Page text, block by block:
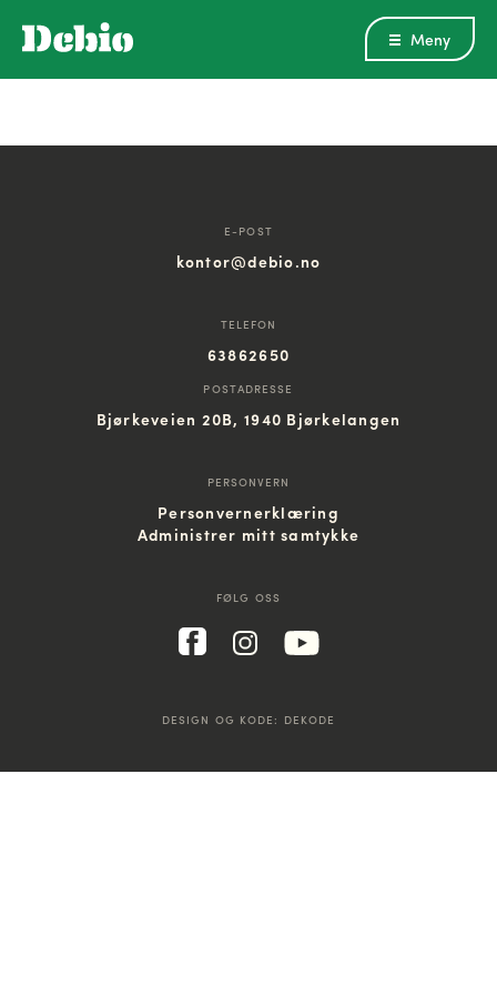
E-POST
kontor@debio.no
TELEFON
63862650
POSTADRESSE
Bjørkeveien 20B, 1940 Bjørkelangen
PERSONVERN
Personvernerklæring
Administrer mitt samtykke
FØLG OSS
DESIGN OG KODE: DEKODE
Meny